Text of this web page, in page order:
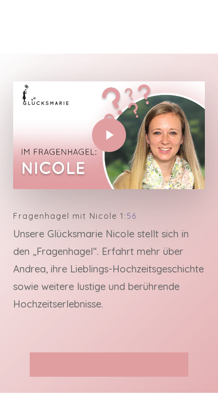
Play Video
Fragenhagel mit Nicole 1 :56
Unsere Glücksmarie Nicole stellt sich in
den „Fragenhagel“. Erfahrt mehr über
Andrea, ihre Lieblings-Hochzeitsgeschichte
sowie weitere lustige und berührende
Hochzeitserlebnisse.